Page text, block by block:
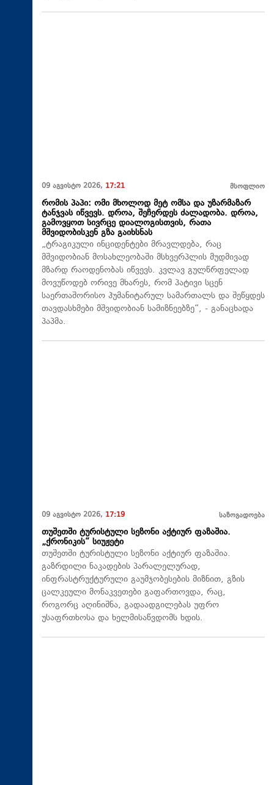
09 აგვისტო 2026, 17:21 მსოფლიო
რომის პაპი: ომი მხოლოდ მეტ ომსა და უზარმაზარ
ტანჯვას იწვევს. დროა, შეჩერდეს ძალადობა. დროა,
გამოვყოთ სივრცე დიალოგისთვის, რათა
მშვიდობისკენ გზა გაიხსნას
„ტრაგიკული ინციდენტები მრავლდება, რაც
მშვიდობიან მოსახლეობაში მსხვერპლის მუდმივად
მზარდ რაოდენობას იწვევს. კვლავ გულწრფელად
მოვუწოდებ ორივე მხარეს, რომ პატივი სცენ
საერთაშორისო ჰუმანიტარულ სამართალს და შეწყდეს
თავდასხმები მშვიდობიან სამიზნეებზე“, - განაცხადა
პაპმა.
09 აგვისტო 2026, 17:19 საზოგადოება
თუშეთში ტურისტული სეზონი აქტიურ ფაზაშია.
„ქრონიკის“ სიუჟეტი
თუშეთში ტურისტული სეზონი აქტიურ ფაზაშია.
გაზრდილი ნაკადების პარალელურად,
ინფრასტრუქტურული გაუმჯობესების მიზნით, გზის
ცალკეული მონაკვეთები გაფართოვდა, რაც,
როგორც აღინიშნა, გადაადგილებას უფრო
უსაფრთხოსა და ხელმისაწვდომს ხდის.